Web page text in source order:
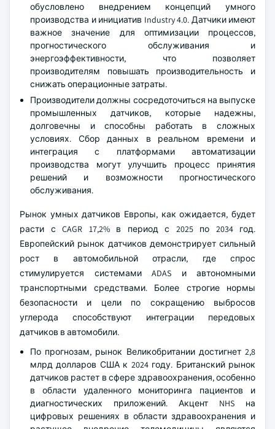
обусловлено внедрением концепций умного
производства и инициатив Industry 4.0. Датчики имеют
важное значение для оптимизации процессов,
прогностического обслуживания и
энергоэффективности, что позволяет
производителям повышать производительность и
снижать операционные затраты.
Производители должны сосредоточиться на выпуске
промышленных датчиков, которые надежны,
долговечны и способны работать в сложных
условиях. Сбор данных в реальном времени и
интеграция с платформами автоматизации
производства могут улучшить процесс принятия
решений и возможности прогностического
обслуживания.
Рынок умных датчиков Европы, как ожидается, будет
расти с CAGR 17,2% в период с 2025 по 2034 год.
Европейский рынок датчиков демонстрирует сильный
рост в автомобильной отрасли, где спрос
стимулируется системами ADAS и автономными
транспортными средствами. Более строгие нормы
безопасности и цели по сокращению выбросов
углерода способствуют интеграции передовых
датчиков в автомобили.
По прогнозам, рынок Великобритании достигнет 2,8
млрд долларов США к 2024 году. Британский рынок
датчиков растет в сфере здравоохранения, особенно
в области удаленного мониторинга пациентов и
диагностических приложений. Акцент NHS на
цифровых решениях в области здравоохранения и